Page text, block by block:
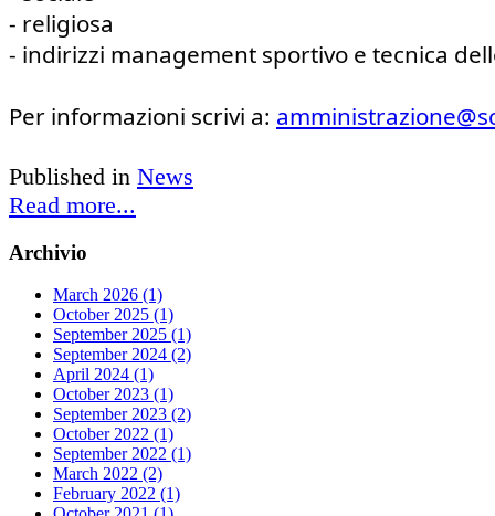
- religiosa
- indirizzi management sportivo e tecnica
Per informazioni scrivi a:
Published in News
Read more...
Archivio
March 2026 (1)
October 2025 (1)
September 2025 (1)
September 2024 (2)
April 2024 (1)
October 2023 (1)
September 2023 (2)
October 2022 (1)
September 2022 (1)
March 2022 (2)
February 2022 (1)